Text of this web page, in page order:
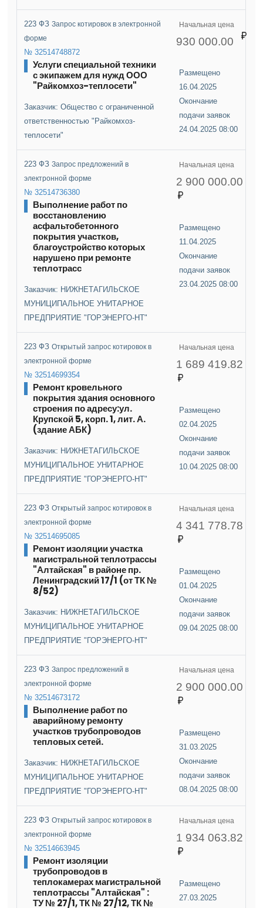
223 ФЗЗапрос котировок в электронной
форме
№ 32514748872
Услуги специальной техники
с экипажем для нужд ООО
"Райкомхоз-теплосети"
Заказчик: Общество с ограниченной
ответственностью "Райкомхоз-
теплосети"
Начальная цена
930 000.00
Размещено
16.04.2025
Окончание
подачи заявок
24.04.2025 08:00
223 ФЗЗапрос предложений в
электронной форме
№ 32514736380
Выполнение работ по
восстановлению
асфальтобетонного
покрытия участков,
благоустройство которых
нарушено при ремонте
теплотрасс
Заказчик: НИЖНЕТАГИЛЬСКОЕ
МУНИЦИПАЛЬНОЕ УНИТАРНОЕ
ПРЕДПРИЯТИЕ "ГОРЭНЕРГО-НТ"
Начальная цена
2 900 000.00
Размещено
11.04.2025
Окончание
подачи заявок
23.04.2025 08:00
223 ФЗОткрытый запрос котировок в
электронной форме
№ 32514699354
Ремонт кровельного
покрытия здания основного
строения по адресу:ул.
Крупской 5, корп. 1, лит. А.
(здание АБК)
Заказчик: НИЖНЕТАГИЛЬСКОЕ
МУНИЦИПАЛЬНОЕ УНИТАРНОЕ
ПРЕДПРИЯТИЕ "ГОРЭНЕРГО-НТ"
Начальная цена
1 689 419.82
Размещено
02.04.2025
Окончание
подачи заявок
10.04.2025 08:00
223 ФЗОткрытый запрос котировок в
электронной форме
№ 32514695085
Ремонт изоляции участка
магистральной теплотрассы
"Алтайская" в районе пр.
Ленинградский 17/1 (от ТК №
8/52)
Заказчик: НИЖНЕТАГИЛЬСКОЕ
МУНИЦИПАЛЬНОЕ УНИТАРНОЕ
ПРЕДПРИЯТИЕ "ГОРЭНЕРГО-НТ"
Начальная цена
4 341 778.78
Размещено
01.04.2025
Окончание
подачи заявок
09.04.2025 08:00
223 ФЗЗапрос предложений в
электронной форме
№ 32514673172
Выполнение работ по
аварийному ремонту
участков трубопроводов
тепловых сетей.
Заказчик: НИЖНЕТАГИЛЬСКОЕ
МУНИЦИПАЛЬНОЕ УНИТАРНОЕ
ПРЕДПРИЯТИЕ "ГОРЭНЕРГО-НТ"
Начальная цена
2 900 000.00
Размещено
31.03.2025
Окончание
подачи заявок
08.04.2025 08:00
223 ФЗОткрытый запрос котировок в
электронной форме
№ 32514663945
Ремонт изоляции
трубопроводов в
теплокамерах магистральной
теплотрассы "Алтайская" :
ТУ № 27/1, ТК № 27/12, ТК №
Начальная цена
1 934 063.82
Размещено
27.03.2025